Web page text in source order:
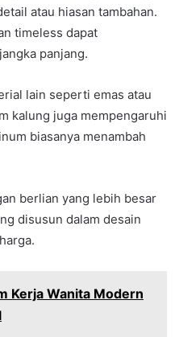
atau hiasan tambahan.
timeless dapat
panjang.
lain seperti emas atau
kalung juga mempengaruhi
biasanya menambah
berlian yang lebih besar
disusun dalam desain
Kerja Wanita Modern